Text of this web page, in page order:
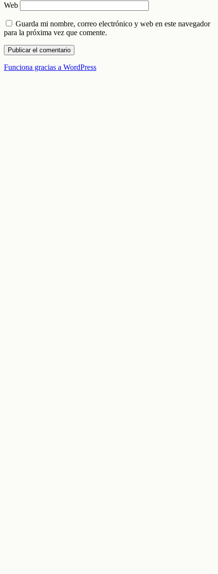
Web
Guarda mi nombre, correo electrónico y web en este navegador
para la próxima vez que comente.
Funciona gracias a WordPress